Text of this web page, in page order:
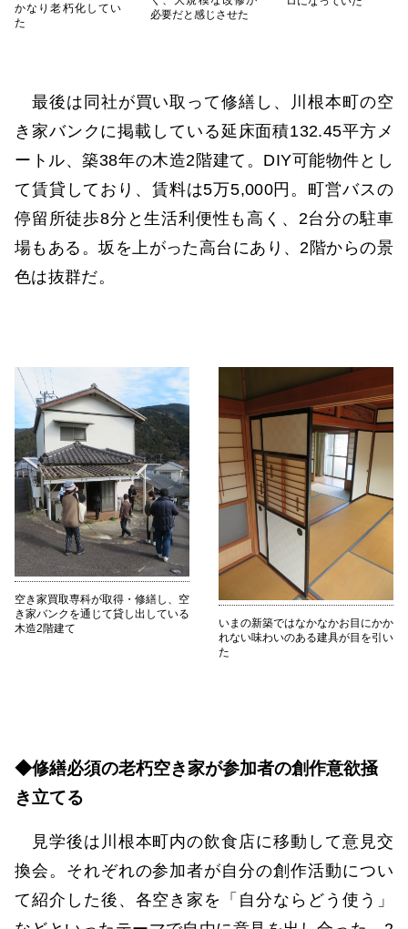
かなり老朽化してい
た
必要だと感じさせた
最後は同社が買い取って修繕し、川根本町の空
き家バンクに掲載している延床面積132.45平方メ
ートル、築38年の木造2階建て。DIY可能物件とし
て賃貸しており、賃料は5万5,000円。町営バスの
停留所徒歩8分と生活利便性も高く、2台分の駐車
場もある。坂を上がった高台にあり、2階からの景
色は抜群だ。
空き家買取専科が取得・修繕し、空
き家バンクを通じて貸し出している
木造2階建て
いまの新築ではなかなかお目にかか
れない味わいのある建具が目を引い
た
◆修繕必須の老朽空き家が参加者の創作意欲掻
き立てる
見学後は川根本町内の飲食店に移動して意見交
換会。それぞれの参加者が自分の創作活動につい
て紹介した後、各空き家を「自分ならどう使う」